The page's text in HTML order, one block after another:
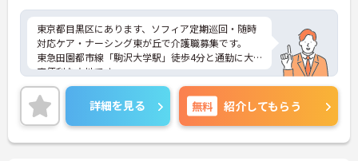
東京都目黒区にあります、ソフィア定期巡回・随時
対応ケア・ナーシング東が丘で介護職募集です。
東急田園都市線「駒沢大学駅」徒歩4分と通勤に大
変便利な立地です。
詳細を見る 無料 紹介してもらう